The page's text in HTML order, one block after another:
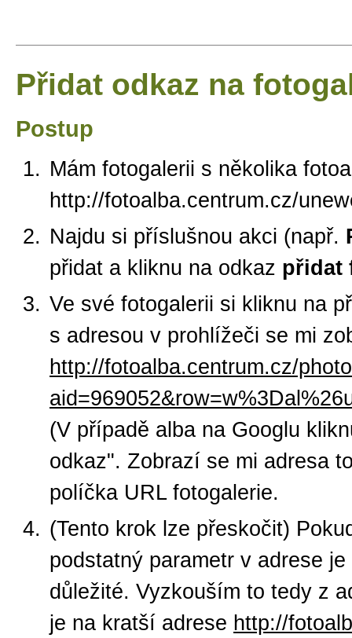
Přidat odkaz na
Postup
Mám fotogalerii s několika
http://fotoalba.centrum.cz/
Najdu si příslušnou akci (např.
přidat a kliknu na odkaz přidat
Ve své fotogalerii si kliknu na
s adresou v prohlížeči se mi
http://fotoalba.centrum.cz/
(V případě alba na Googlu
odkaz". Zobrazí se mi adresa
políčka URL fotogalerie.
(Tento krok lze přeskočit)
podstatný parametr v adrese
důležité. Vyzkouším to tedy z
je na kratší adrese http://